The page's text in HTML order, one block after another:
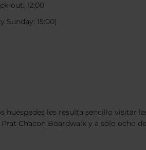
out: 12:00
Sunday: 15:00)
les resulta sencillo visitar
Chacon Boardwalk y a sólo ocho